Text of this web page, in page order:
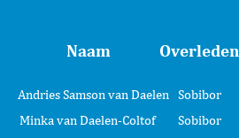
Naam Overleden
Andries Samson van Daelen Sobibor
Minka van Daelen-Coltof
Sobibor